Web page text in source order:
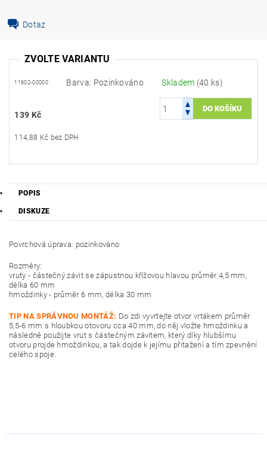
Dotaz
ZVOLTE VARIANTU
11602-00000 Barva: Pozinkováno Skladem (40 ks)
139 Kč
114,88 Kč bez DPH
POPIS
DISKUZE
Povrchová úprava: pozinkováno
Rozměry:
vruty - částečný závit se zápustnou křížovou hlavou průměr 4,5 mm,
délka 60 mm
hmoždinky - průměr 6 mm, délka 30 mm
TIP NA SPRÁVNOU MONTÁŽ: Do zdi vyvrtejte otvor vrtákem průměr
5,5-6 mm s hloubkou otovoru cca 40 mm, do něj vložte hmoždinku a
následně použijte vrut s částečným závitem, který díky hlubšímu
otvoru projde hmoždinkou, a tak dojde k jejímu přitažení a tím zpevnění
celého spoje.